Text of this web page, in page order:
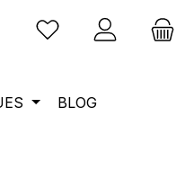
Vous avez 0 articles
BLOG